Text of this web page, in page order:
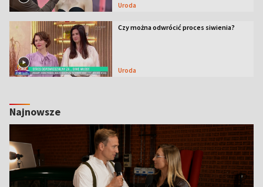
Uroda
Czy można odwrócić proces siwienia?
Uroda
Najnowsze